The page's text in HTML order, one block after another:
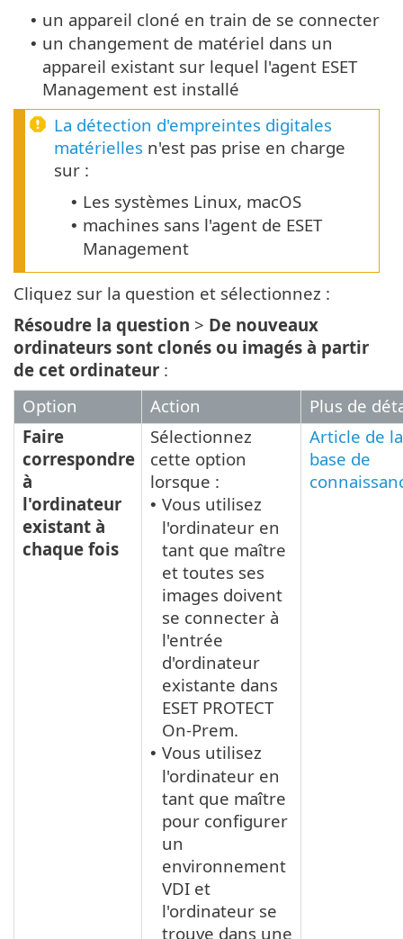
• un appareil cloné en train de se connecter
• un changement de matériel dans un
appareil existant sur lequel l'agent ESET
Management est installé
La détection d'empreintes digitales
matérielles n'est pas prise en charge
sur :
• Les systèmes Linux, macOS
• machines sans l'agent de ESET
Management
Cliquez sur la question et sélectionnez :
Résoudre la question > De nouveaux
ordinateurs sont clonés ou imagés à partir
de cet ordinateur :
Option
Action
Plus de
Faire
correspondre
à
l'ordinateur
existant à
chaque fois
Sélectionnez
cette option
lorsque :
• Vous utilisez
l'ordinateur en
tant que maître
et toutes ses
images doivent
se connecter à
l'entrée
d'ordinateur
existante dans
ESET PROTECT
On-Prem.
• Vous utilisez
l'ordinateur en
tant que maître
pour configurer
un
environnement
VDI et
l'ordinateur se
trouve dans une
Article de la
base de